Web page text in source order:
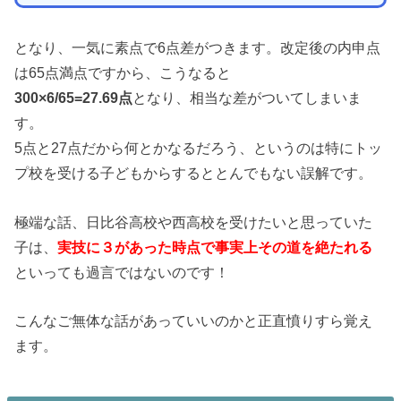
となり、一気に素点で6点差がつきます。改定後の内申点
は65点満点ですから、こうなると
300×6/65=27.69点となり、相当な差がついてしまいま
す。
5点と27点だから何とかなるだろう、というのは特にトッ
プ校を受ける子どもからするととんでもない誤解です。
極端な話、日比谷高校や西高校を受けたいと思っていた
子は、実技に３があった時点で事実上その道を絶たれる
といっても過言ではないのです！
こんなご無体な話があっていいのかと正直憤りすら覚え
ます。